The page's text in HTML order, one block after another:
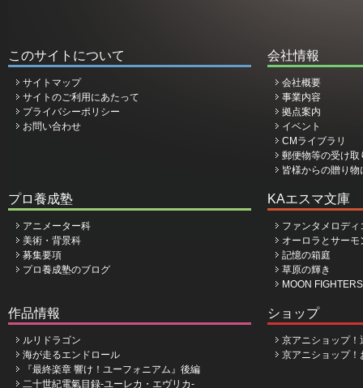
このサイトについて
サイトマップ
サイトのご利用にあたって
プライバシーポリシー
お問い合わせ
会社情報
会社概要
事業内容
拠点案内
イベント
CMライブラリ
郵便物等の受け取
皆様からの贈り
プロ養成塾
アニメーター科
美術・背景科
募集要項
プロ養成塾のブログ
KAエスマ文庫
ファンタメロデ
オーロラとサーモ
記憶の箱庭
草原の輝き
MOON
作品情報
ルリドラゴン
海が走るエンドロール
『最終楽章 響け！ユーフォニアム』後編
二十世紀電氣目録-ユーレカ・エヴリカ-
ショップ
京アニショップ！
京アニショップ！